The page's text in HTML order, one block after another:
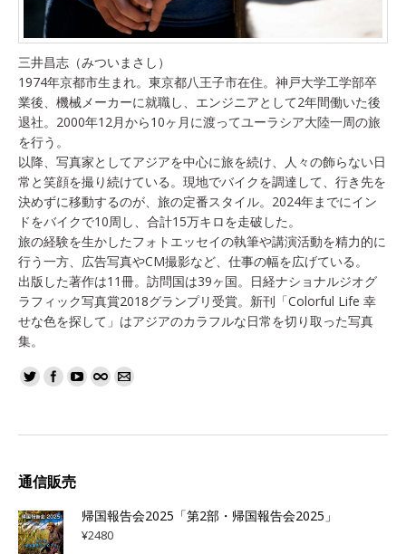
三井昌志（みついまさし）
1974年京都市生まれ。東京都八王子市在住。神戸大学工学部卒
業後、機械メーカーに就職し、エンジニアとして2年間働いた後
退社。2000年12月から10ヶ月に渡ってユーラシア大陸一周の旅
を行う。
以降、写真家としてアジアを中心に旅を続け、人々の飾らない日
常と笑顔を撮り続けている。現地でバイクを調達して、行き先を
決めずに移動するのが、旅の定番スタイル。2024年までにイン
ドをバイクで10周し、合計15万キロを走破した。
旅の経験を生かしたフォトエッセイの執筆や講演活動を精力的に
行う一方、広告写真やCM撮影など、仕事の幅を広げている。
出版した著作は11冊。訪問国は39ヶ国。日経ナショナルジオグ
ラフィック写真賞2018グランプリ受賞。新刊「Colorful Life 幸
せな色を探して」はアジアのカラフルな日常を切り取った写真
集。
通信販売
帰国報告会2025「第2部・帰国報告会2025」
¥2480